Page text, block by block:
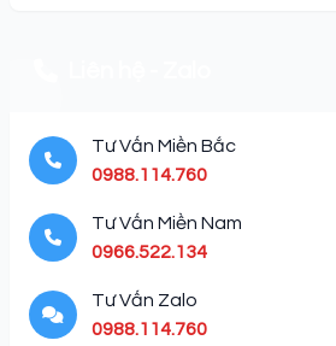
Tư Vấn Miền Bắc
0988.114.760
Tư Vấn Miền Nam
0966.522.134
Tư Vấn Zalo
0988.114.760